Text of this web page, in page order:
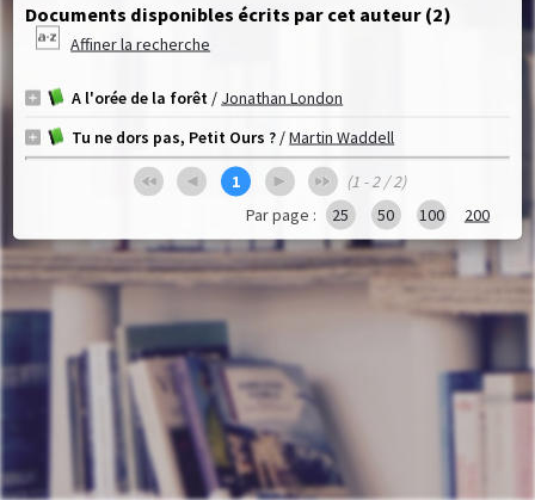
Documents disponibles écrits par cet auteur (2)
Affiner la recherche
A l'orée de la forêt / Jonathan London
Tu ne dors pas, Petit Ours ? /Martin Waddell
1
(1 - 2 / 2)
Par page :
25 50 100 200